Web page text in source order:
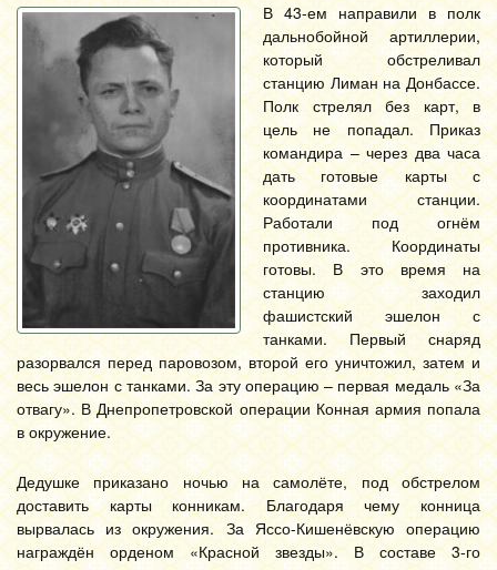
В 43-ем направили в полк
дальнобойной артиллерии,
который обстреливал
станцию Лиман на Донбассе.
Полк стрелял без карт, в
цель не попадал. Приказ
командира – через два часа
дать готовые карты с
координатами станции.
Работали под огнём
противника. Координаты
готовы. В это время на
станцию заходил
фашистский эшелон с
танками. Первый снаряд
разорвался перед паровозом, второй его уничтожил, затем и
весь эшелон с танками. За эту операцию – первая медаль «За
отвагу». В Днепропетровской операции Конная армия попала
в окружение.
Дедушке приказано ночью на самолёте, под обстрелом
доставить карты конникам. Благодаря чему конница
вырвалась из окружения. За Яссо-Кишенёвскую операцию
награждён орденом «Красной звезды». В составе 3-го